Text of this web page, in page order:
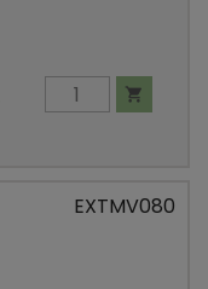

EXTMV080